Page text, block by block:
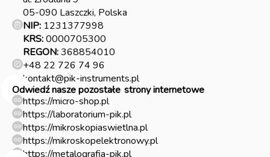
05-090 Laszczki, Polska
NIP: 1231377998
KRS:0000705300
REGON:368854010
+48 22 726 74 96
kontakt@pik-instruments.pl
Odwiedź nasze pozostałe strony internetowe
https://micro-shop.pl
https://laboratorium-pik.pl
https://mikroskopiaswietlna.pl
https://mikroskopelektronowy.pl
https://metalografia-pik.pl